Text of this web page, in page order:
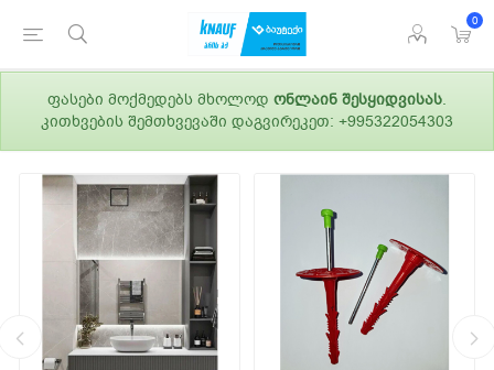
0
ფასები მოქმედებს მხოლოდ ონლაინ შესყიდვისას.
კითხვების შემთხვევაში დაგვირეკეთ: +995322054303